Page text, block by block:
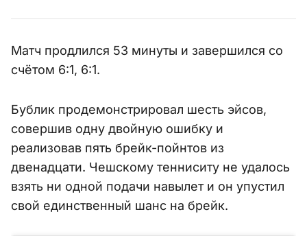
Матч продлился 53 минуты и завершился со
счётом 6:1, 6:1.
Бублик продемонстрировал шесть эйсов,
совершив одну двойную ошибку и
реализовав пять брейк-пойнтов из
двенадцати. Чешскому тенниситу не удалось
взять ни одной подачи навылет и он упустил
свой единственный шанс на брейк.